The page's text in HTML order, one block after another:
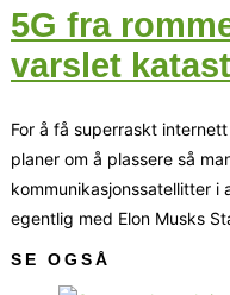
5G fra
varslet
For å få superraskt
planer om å plassere så
kommunikasjonssatellitter
egentlig med Elon Musks
SE OGSÅ